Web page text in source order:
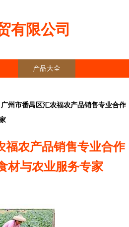
有限公司
产品大全
广州市番禺区汇农福农产品销售专业合作
福农产品销售专业合作
材与农业服务专家